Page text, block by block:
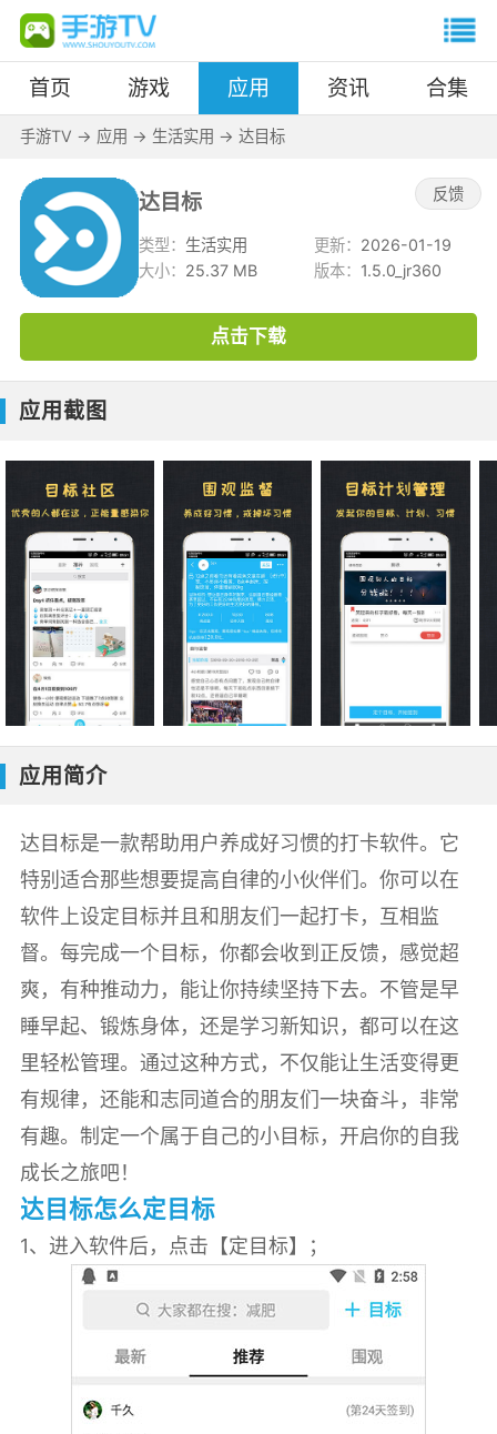
首页 游戏 应用 资讯 合集
手游TV -> 应用 -> 生活实用 -> 达目标
达目标 反馈
类型： 生活实用 更新： 2026-01-19
大小： 25.37 MB 版本： 1.5.0_jr360
点击下载
应用截图
应用简介
达目标是一款帮助用户养成好习惯的打卡软件。它
特别适合那些想要提高自律的小伙伴们。你可以在
软件上设定目标并且和朋友们一起打卡，互相监
督。每完成一个目标，你都会收到正反馈，感觉超
爽，有种推动力，能让你持续坚持下去。不管是早
睡早起、锻炼身体，还是学习新知识，都可以在这
里轻松管理。通过这种方式，不仅能让生活变得更
有规律，还能和志同道合的朋友们一块奋斗，非常
有趣。制定一个属于自己的小目标，开启你的自我
成长之旅吧！
达目标怎么定目标
1、进入软件后，点击【定目标】；